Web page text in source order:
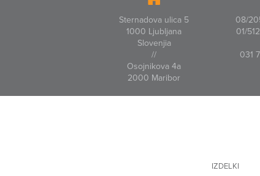
Sternadova ulica 5
1000 Ljubljana
Slovenjia
//
Osojnikova 4a
2000 Maribor
08/
01/
031
IZDELKI